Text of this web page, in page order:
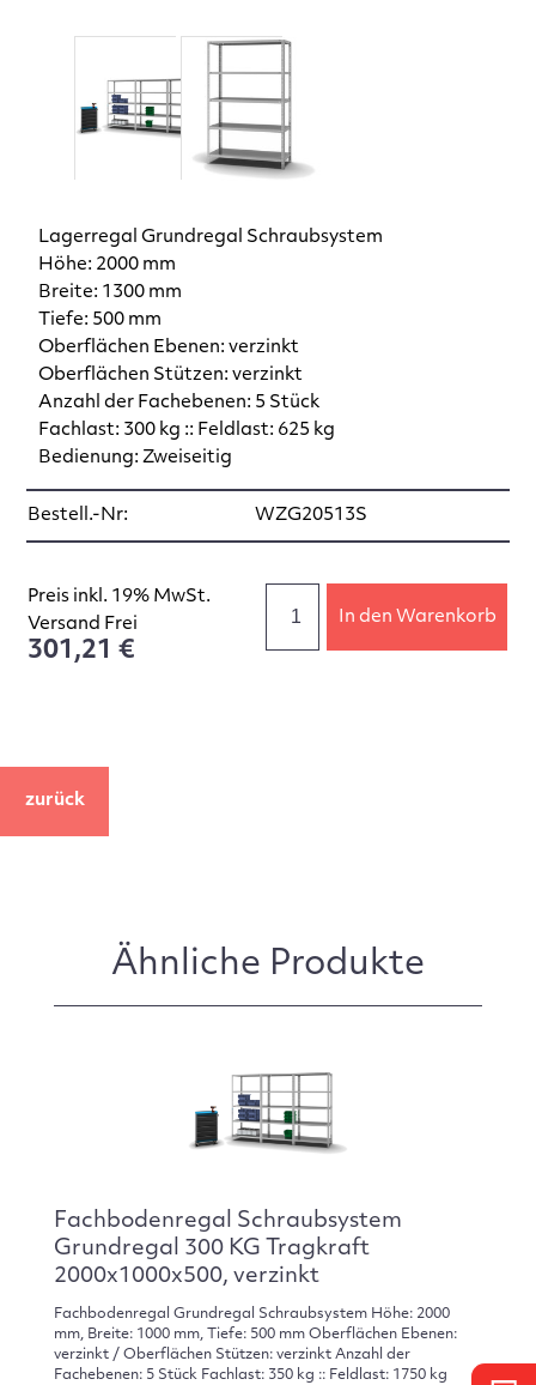
Lagerregal Grundregal Schraubsystem
Höhe: 2000 mm
Breite: 1300 mm
Tiefe: 500 mm
Oberflächen Ebenen: verzinkt
Oberflächen Stützen: verzinkt
Anzahl der Fachebenen: 5 Stück
Fachlast: 300 kg :: Feldlast: 625 kg
Bedienung: Zweiseitig
Bestell.-Nr: WZG20513S
Preis inkl. 19% MwSt.
Versand Frei
301,21 €
In den Warenkorb
zurück
Ähnliche Produkte
Fachbodenregal Schraubsystem
Grundregal 300 KG Tragkraft
2000x1000x500, verzinkt
Fachbodenregal Grundregal Schraubsystem Höhe: 2000
mm, Breite: 1000 mm, Tiefe: 500 mm Oberflächen Ebenen:
verzinkt / Oberflächen Stützen: verzinkt Anzahl der
Fachebenen: 5 Stück Fachlast: 350 kg :: Feldlast: 1750 kg